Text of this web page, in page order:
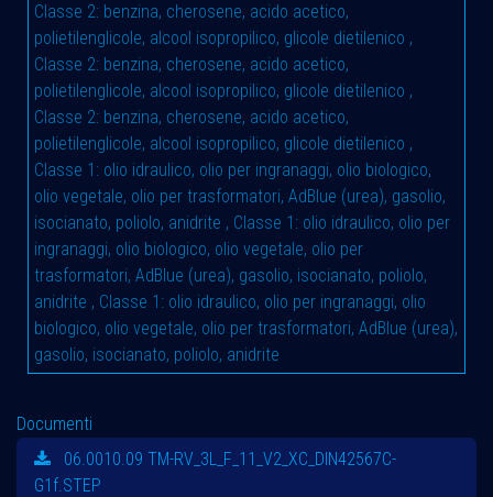
Classe 2: benzina, cherosene, acido acetico,
polietilenglicole, alcool isopropilico, glicole dietilenico ,
Classe 2: benzina, cherosene, acido acetico,
polietilenglicole, alcool isopropilico, glicole dietilenico ,
Classe 2: benzina, cherosene, acido acetico,
polietilenglicole, alcool isopropilico, glicole dietilenico ,
Classe 1: olio idraulico, olio per ingranaggi, olio biologico,
olio vegetale, olio per trasformatori, AdBlue (urea), gasolio,
isocianato, poliolo, anidrite , Classe 1: olio idraulico, olio per
ingranaggi, olio biologico, olio vegetale, olio per
trasformatori, AdBlue (urea), gasolio, isocianato, poliolo,
anidrite , Classe 1: olio idraulico, olio per ingranaggi, olio
biologico, olio vegetale, olio per trasformatori, AdBlue (urea),
gasolio, isocianato, poliolo, anidrite
Documenti
06.0010.09 TM-RV_3L_F_11_V2_XC_DIN42567C-
G1f.STEP